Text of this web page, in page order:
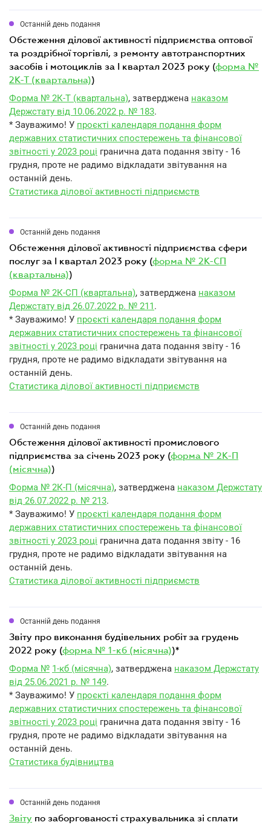
Останній день подання
обстеження ділової активності підприємства оптової
та роздрібної торгівлі, з ремонту автотранспортних
засобів і мотоциклів за I квартал 2023 року (форма №
2К-Т (квартальна))
Форма № 2К-Т (квартальна), затверджена наказом
Держстату від 10.06.2022 р. № 183.
* Зауважимо! У проєкті календаря подання форм
державних статистичних спостережень та фінансової
звітності у 2023 році гранична дата подання звіту - 16
грудня, проте не радимо відкладати звітування на
останній день.
Статистика ділової активності підприємств
Останній день подання
обстеження ділової активності підприємства сфери
послуг за I квартал 2023 року (форма № 2К-СП
(квартальна))
Форма № 2К-СП (квартальна), затверджена наказом
Держстату від 26.07.2022 р. № 211.
* Зауважимо! У проєкті календаря подання форм
державних статистичних спостережень та фінансової
звітності у 2023 році гранична дата подання звіту - 16
грудня, проте не радимо відкладати звітування на
останній день.
Статистика ділової активності підприємств
Останній день подання
обстеження ділової активності промислового
підприємства за січень 2023 року (форма № 2К-П
(місячна))
Форма № 2К-П (місячна), затверджена наказом Держстату
від 26.07.2022 р. № 213.
* Зауважимо! У проєкті календаря подання форм
державних статистичних спостережень та фінансової
звітності у 2023 році гранична дата подання звіту - 16
грудня, проте не радимо відкладати звітування на
останній день.
Статистика ділової активності підприємств
Останній день подання
звіту про виконання будівельних робіт за грудень
2022 року (форма № 1-кб (місячна))*
Форма № 1-кб (місячна), затверджена наказом Держстату
від 25.06.2021 р. № 149.
* Зауважимо! У проєкті календаря подання форм
державних статистичних спостережень та фінансової
звітності у 2023 році гранична дата подання звіту - 16
грудня, проте не радимо відкладати звітування на
останній день.
Статистика будівництва
Останній день подання
звіту по заборгованості страхувальника зі сплати